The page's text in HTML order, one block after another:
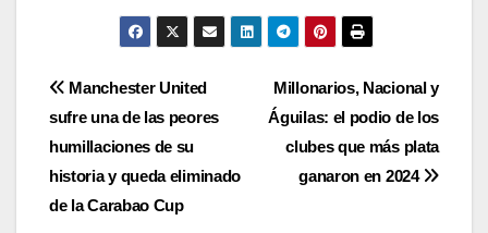
Millonarios, Nacional y
Águilas: el podio de los
clubes que más plata
ganaron en 2024
Manchester United
sufre una de las peores
humillaciones de su
historia y queda eliminado
de la Carabao Cup